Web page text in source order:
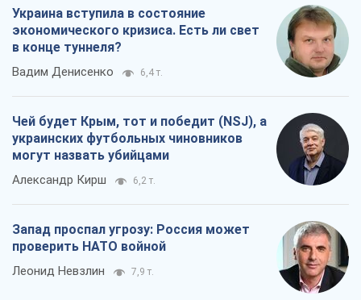
Украина вступила в состояние
экономического кризиса. Есть ли свет
в конце туннеля?
Вадим Денисенко 6,4 т.
Чей будет Крым, тот и победит (NSJ), а
украинских футбольных чиновников
могут назвать убийцами
Александр Кирш 6,2 т.
Запад проспал угрозу: Россия может
проверить НАТО войной
Леонид Невзлин 7,9 т.